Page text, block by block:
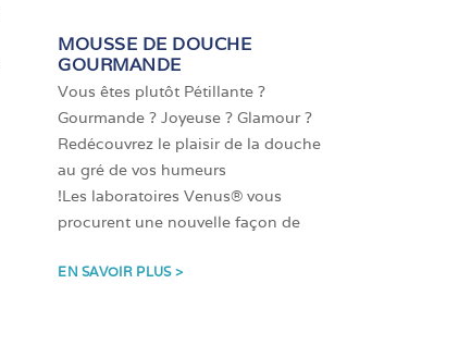
MOUSSE DE DOUCHE
GOURMANDE
Vous êtes plutôt Pétillante ?
Gourmande ? Joyeuse ? Glamour ?
Redécouvrez le plaisir de la douche
au gré de vos humeurs
!Les laboratoires Venus® vous
procurent une nouvelle façon de
EN SAVOIR PLUS >